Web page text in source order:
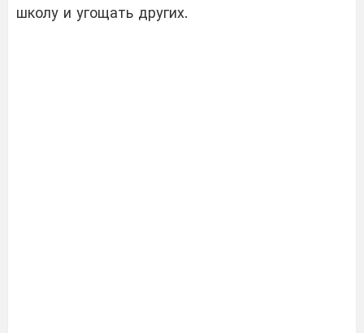
школу и угощать других.